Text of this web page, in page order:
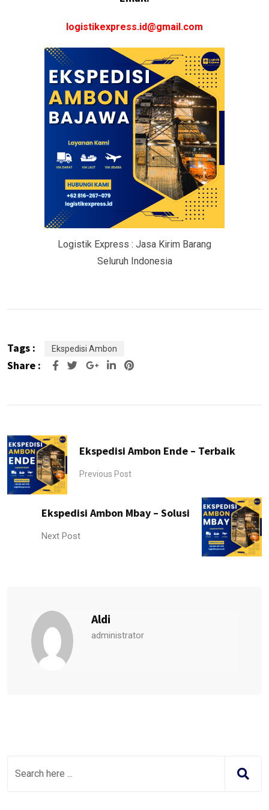
logistikexpress.id@gmail.com
Logistik Express : Jasa Kirim Barang
Seluruh Indonesia
Tags : Ekspedisi Ambon
Share : Google+LinkedIn
Pinterest
Ekspedisi Ambon Ende – Terbaik
Previous Post
Ekspedisi Ambon Mbay – Solusi
Next Post
Aldi
administrator